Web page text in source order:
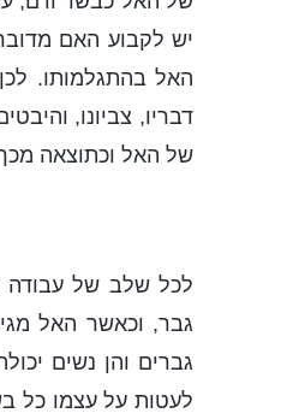
יש לקבוע האם
האל בהתגלמותו.
דבריו, צביונו,
של האל וכתוצאה
לכל שלב של עבודה
גבר, וכאשר האל
גברים והן נשים
לעטות על עצמו כל